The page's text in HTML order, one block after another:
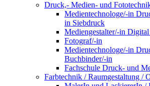
Druck,- Medien- und
Medientechnologe/-in
in Siebdruck
Mediengestalter/-in
Fotograf/-in
Medientechnologe/-in
Buchbinder/-in
Fachschule Druck- und
Farbtechnik / Raumgestaltung /